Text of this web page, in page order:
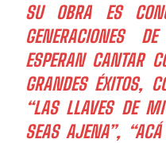
SU OBRA ES
GENERACIONES
ESPERAN CANTAR
GRANDES ÉXITOS,
“LAS LLAVES DE
SEAS AJENA”,